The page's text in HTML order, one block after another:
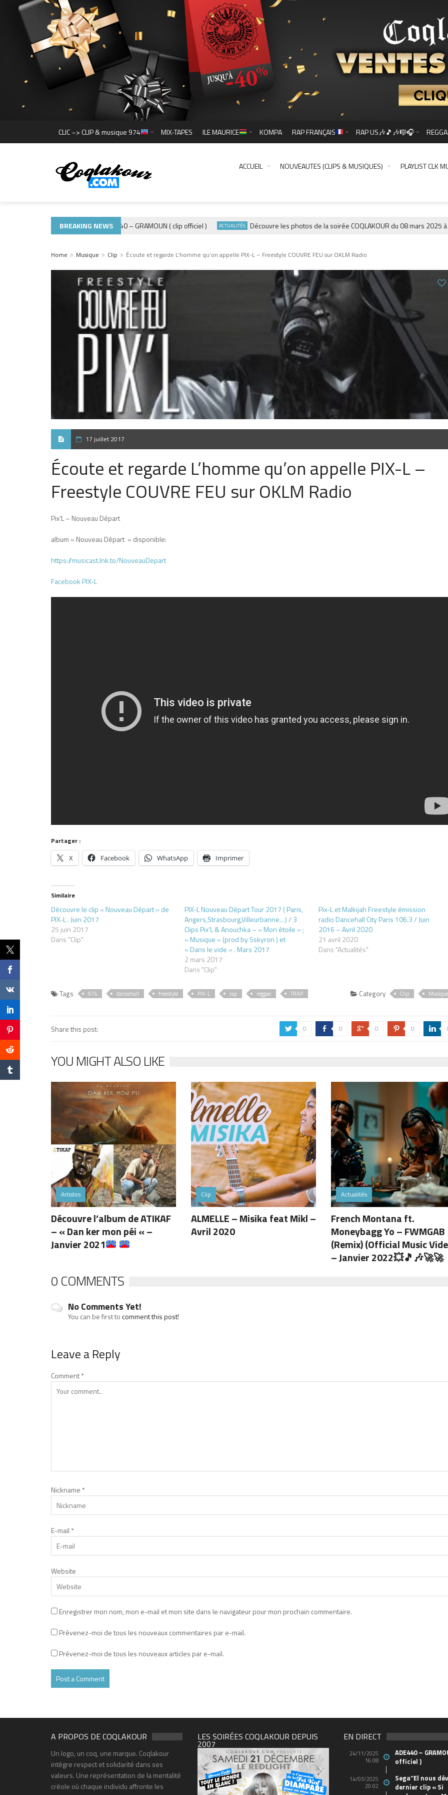
CLIC –> CLIP & musique 974 MIX-TAPES ILE MAURICE KOMPA RAP FRANÇAIS RAP US🎶🎵🎶🎼🎧
ACCUEIL NOUVEAUTES (CLIPS & MUSIQUES) PLAYLIST CLK
BREAKING NEWS
MUSIQUE 974 ADE440 – GRAMOUN ( clip officiel ) ACTUALITÉS Découvre les photos de la soirée COQLAKOUR du 08 mars 2025 à la
Home Musique Clip Écoute et regarde L’homme qu’on appelle PIX-L – Freestyle COUVRE FEU sur OKLM Radio
17 juillet 2017
Écoute et regarde L’homme qu’on appelle PIX-L –
Freestyle COUVRE FEU sur OKLM Radio
Pix’L – Nouveau Départ
album « Nouveau Départ » disponible:
https://musicast.lnk.to/NouveauDepart
Facebook PIX-L
Partager :
X Facebook WhatsApp Imprimer
Similaire
Découvre le clip « Nouveau Départ » de
PIX-L . Juin 2017
25 juin 2017
Dans "Clip"
PIX-L Nouveau Départ Tour 2017 ( Paris,
Angers,Strasbourg,Villeurbanne…) / 3
Clips Pix’L & Anouchka – « Mon étoile » ;
« Musique » (prod by Sskyron ) et
« Dans le vide » . Mars 2017
2 mars 2017
Dans "Clip"
Pix-L et Malkijah Freestyle émission
radio Dancehall City Paris 106.3 / Juin
2016 – Avril 2020
21 avril 2020
Dans "Actualités"
Tags 974 dancehall freestyle PIX-L rap reggae TRAP Category Clip
Share this post: a 0 b 0 c 0 d 0 j
YOU MIGHT ALSO LIKE
Artistes
Découvre l’album de ATIKAF
– « Dan ker mon péi « –
Janvier 2021
Clip
ALMELLE – Misika feat Mikl –
Avril 2020
Actualités
French Montana ft.
Moneybagg Yo – FWMGAB
(Remix) (Official Music
– Janvier 2022💥🎵🎶🚀🚀
0 COMMENTS
No Comments Yet!
You can be first tocomment this post!
Leave a Reply
Comment*
Nickname *
E-mail *
Website
Enregistrer mon nom, mon e-mail et mon site dans le navigateur pour mon prochain commentaire.
Prévenez-moi de tous les nouveaux commentaires par e-mail.
Prévenez-moi de tous les nouveaux articles par e-mail.
A PROPOS DE COQLAKOUR
Un logo, un coq, une marque. Coqlakour
intègre respect et solidarité dans ses
valeurs. Une représentation de la mentalité
créole où chaque individu affronte les
LES SOIRÉES COQLAKOUR DEPUIS
2007
EN DIRECT
24/11/2025
16:08
ADE440 –
officiel )
14/03/2025
20:02
Sega’’El nous
dernier clip « Si